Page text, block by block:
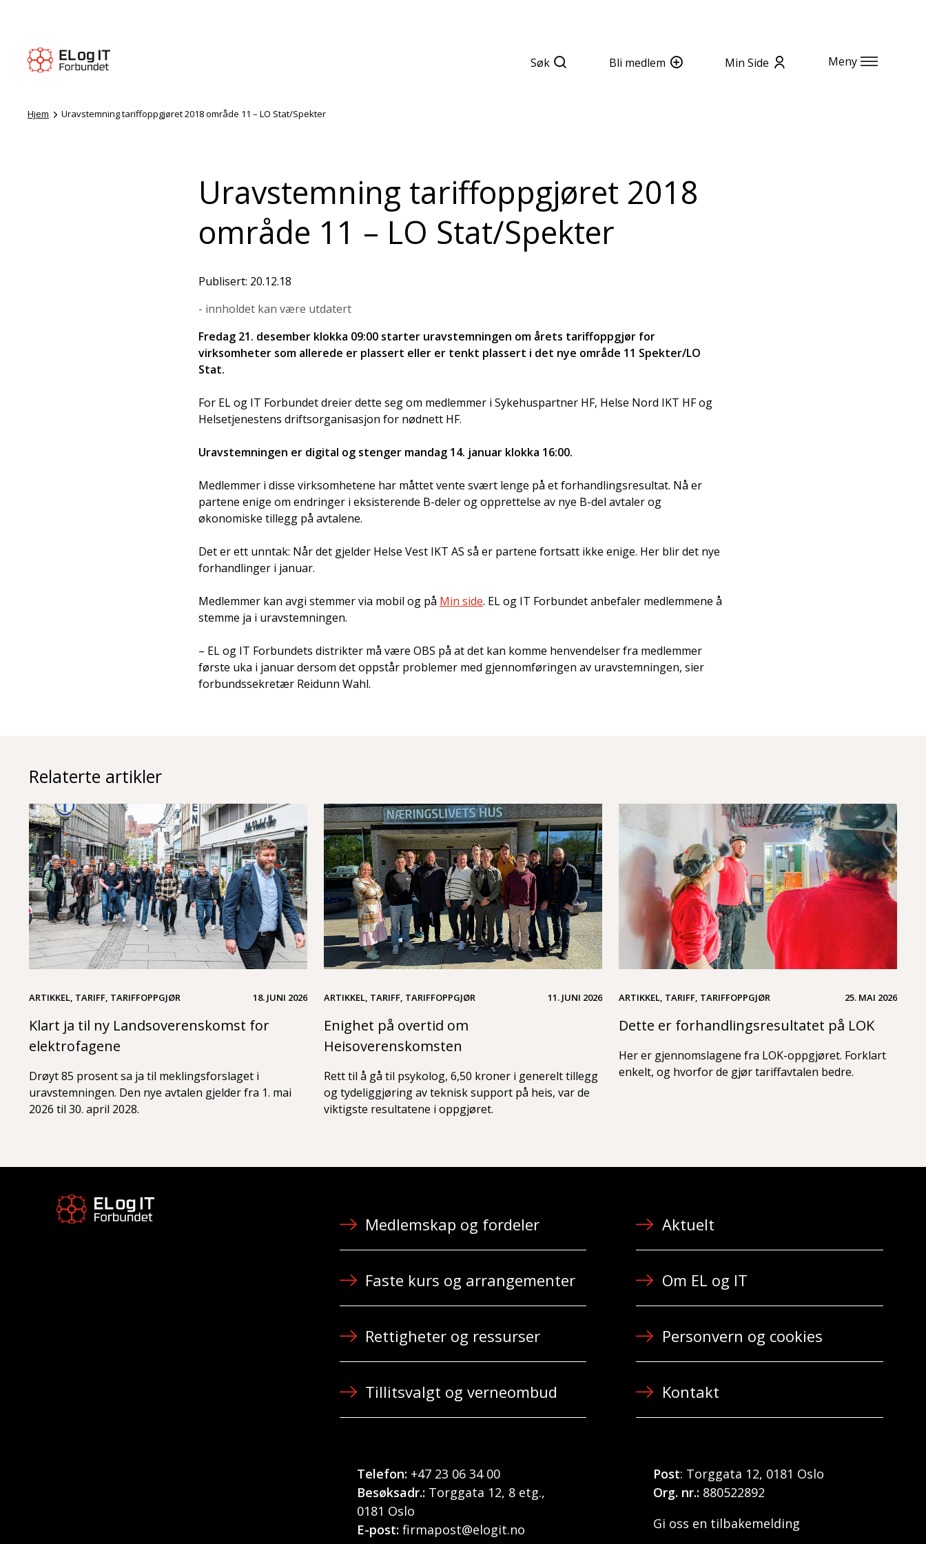
Søk Bli medlem Min Side Meny
Hjem Uravstemning tariffoppgjøret 2018 område 11 – LO Stat/Spekter
Uravstemning tariffoppgjøret 2018
område 11 – LO Stat/Spekter
Publisert: 20.12.18
- innholdet kan være utdatert
Fredag 21. desember klokka 09:00 starter uravstemningen om årets tariffoppgjør for
virksomheter som allerede er plassert eller er tenkt plassert i det nye område 11 Spekter/LO
Stat.
For EL og IT Forbundet dreier dette seg om medlemmer i Sykehuspartner HF, Helse Nord IKT HF og
Helsetjenestens driftsorganisasjon for nødnett HF.
Uravstemningen er digital og stenger mandag 14. januar klokka 16:00.
Medlemmer i disse virksomhetene har måttet vente svært lenge på et forhandlingsresultat. Nå er
partene enige om endringer i eksisterende B-deler og opprettelse av nye B-del avtaler og
økonomiske tillegg på avtalene.
Det er ett unntak: Når det gjelder Helse Vest IKT AS så er partene fortsatt ikke enige. Her blir det nye
forhandlinger i januar.
Medlemmer kan avgi stemmer via mobil og på Min side. EL og IT Forbundet anbefaler medlemmene å
stemme ja i uravstemningen.
– EL og IT Forbundets distrikter må være OBS på at det kan komme henvendelser fra medlemmer
første uka i januar dersom det oppstår problemer med gjennomføringen av uravstemningen, sier
forbundssekretær Reidunn Wahl.
Relaterte artikler
ARTIKKEL, TARIFF, TARIFFOPPGJØR 18. JUNI 2026
Klart ja til ny Landsoverenskomst for
elektrofagene
Drøyt 85 prosent sa ja til meklingsforslaget i
uravstemningen. Den nye avtalen gjelder fra 1. mai
2026 til 30. april 2028.
ARTIKKEL, TARIFF, TARIFFOPPGJØR 11. JUNI 2026
Enighet på overtid om
Heisoverenskomsten
Rett til å gå til psykolog, 6,50 kroner i generelt tillegg
og tydeliggjøring av teknisk support på heis, var de
viktigste resultatene i oppgjøret.
ARTIKKEL, TARIFF, TARIFFOPPGJØR 25. MAI 2026
Dette er forhandlingsresultatet på LOK
Her er gjennomslagene fra LOK-oppgjøret. Forklart
enkelt, og hvorfor de gjør tariffavtalen bedre.
Medlemskap og fordeler
Faste kurs og arrangementer
Rettigheter og ressurser
Tillitsvalgt og verneombud
Telefon:+47 23 06 34 00
Besøksadr.:Torggata 12, 8 etg.,
0181 Oslo
E-post: firmapost@elogit.no
Aktuelt
Om EL og IT
Personvern og cookies
Kontakt
Post: Torggata 12, 0181 Oslo
Org. nr.: 880522892
Gi oss en tilbakemelding